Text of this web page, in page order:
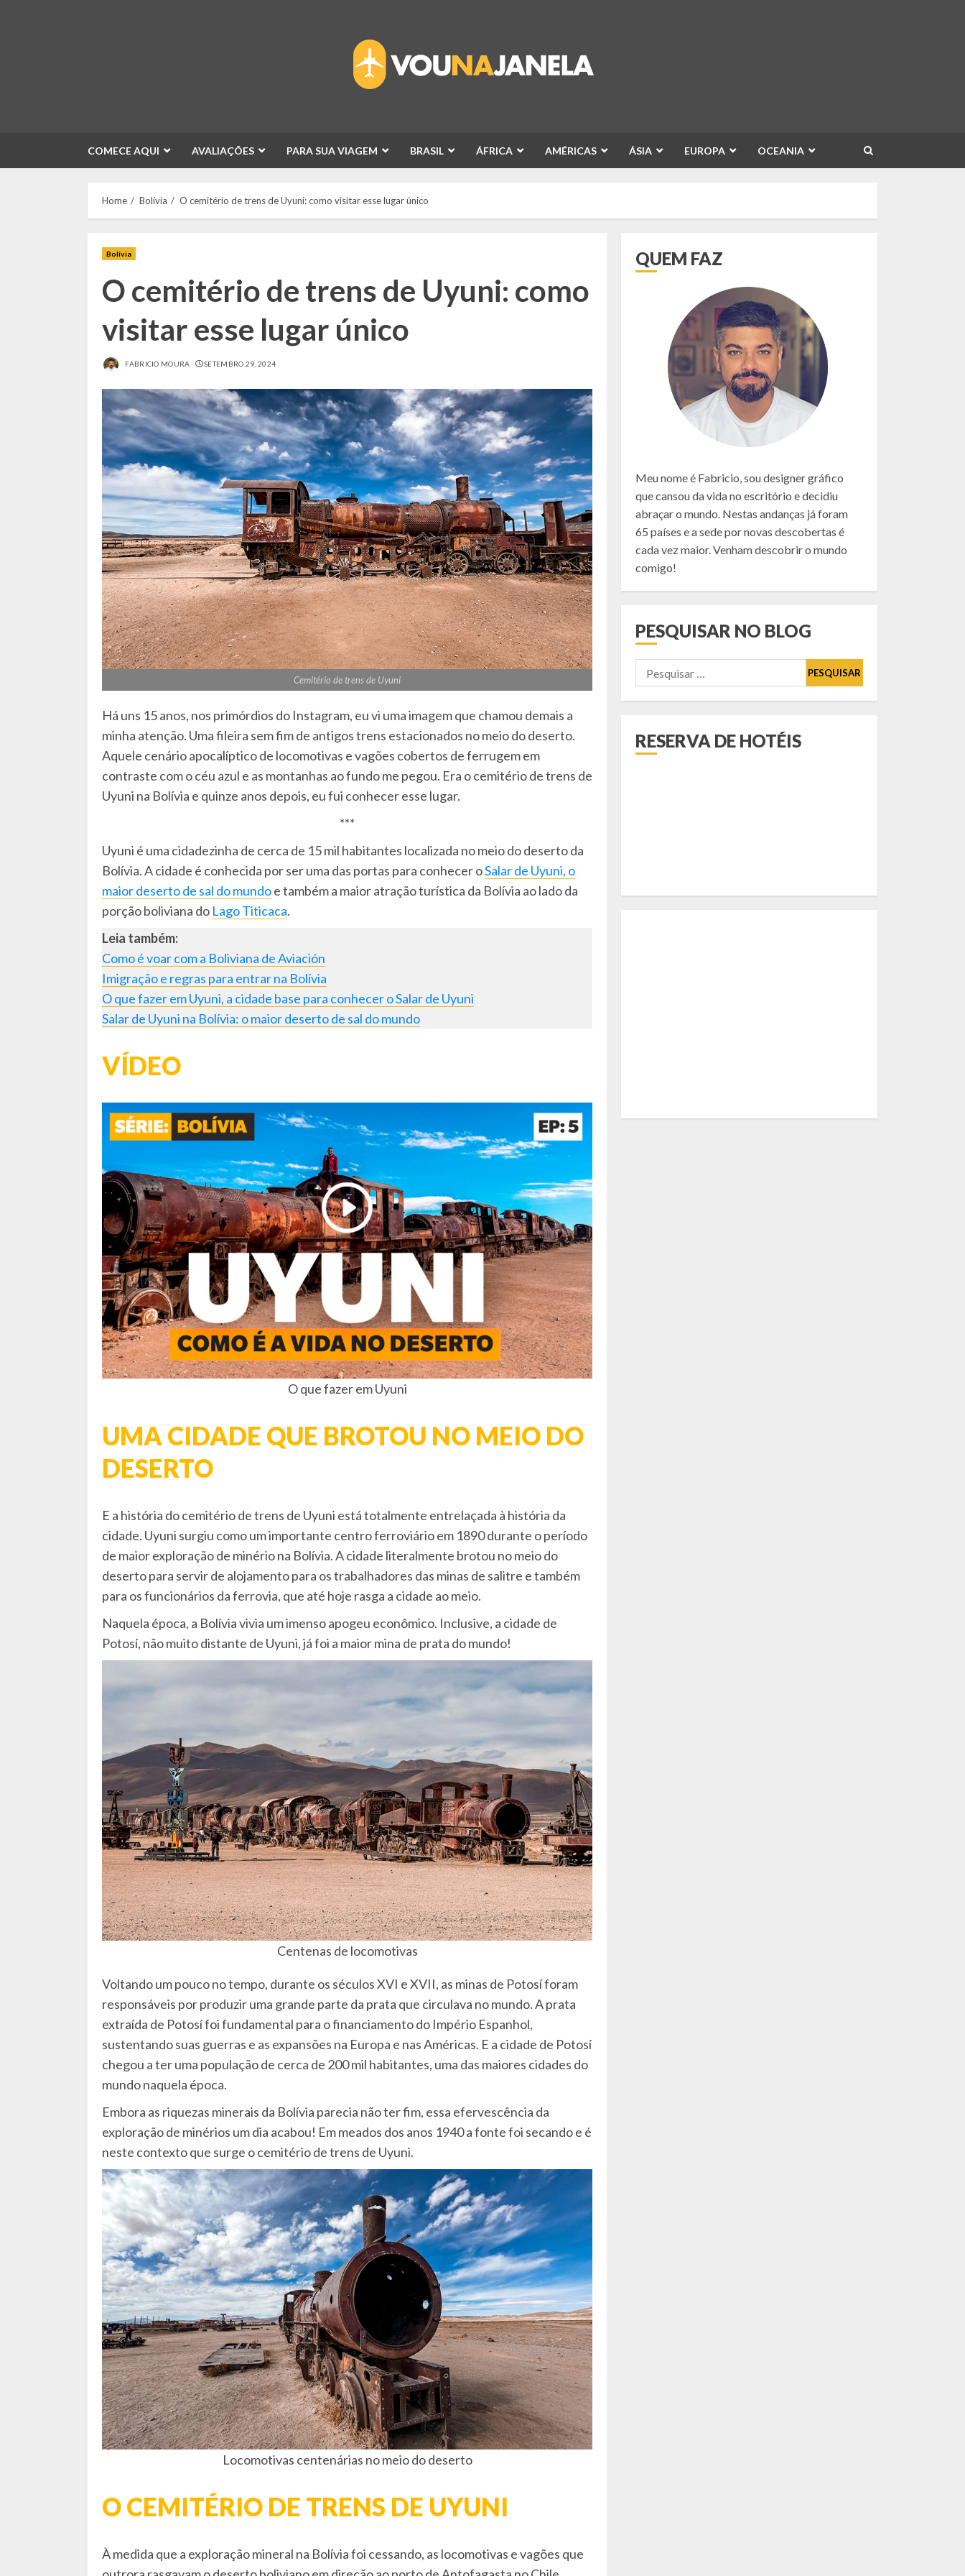
COMECE AQUI AVALIAÇÕES PARA SUA VIAGEM BRASIL ÁFRICA AMÉRICAS ÁSIA EUROPA OCEANIA
Home Bolívia O cemitério de trens de Uyuni: como visitar esse lugar único
Bolívia
O cemitério de trens de Uyuni: como
visitar esse lugar único
FABRICIO MOURA SETEMBRO 29, 2024
Cemitério de trens de Uyuni
Há uns 15 anos, nos primórdios do Instagram, eu vi uma imagem que chamou demais a
minha atenção. Uma fileira sem fim de antigos trens estacionados no meio do deserto.
Aquele cenário apocalíptico de locomotivas e vagões cobertos de ferrugem em
contraste com o céu azul e as montanhas ao fundo me pegou. Era o cemitério de trens de
Uyuni na Bolívia e quinze anos depois, eu fui conhecer esse lugar.
***
Uyuni é uma cidadezinha de cerca de 15 mil habitantes localizada no meio do deserto da
Bolívia. A cidade é conhecida por ser uma das portas para conhecer oSalar de Uyuni, o
maior deserto de sal do mundoe também a maior atração turística da Bolívia ao lado da
porção boliviana do Lago Titicaca.
Leia também:
Como é voar com a Boliviana de Aviación
Imigração e regras para entrar na Bolívia
O que fazer em Uyuni, a cidade base para conhecer o Salar de Uyuni
Salar de Uyuni na Bolívia: o maior deserto de sal do mundo
VÍDEO
O que fazer em Uyuni
UMA CIDADE QUE BROTOU NO MEIO DO
DESERTO
E a história do cemitério de trens de Uyuni está totalmente entrelaçada à história da
cidade. Uyuni surgiu como um importante centro ferroviário em 1890 durante o período
de maior exploração de minério na Bolívia. A cidade literalmente brotou no meio do
deserto para servir de alojamento para os trabalhadores das minas de salitre e também
para os funcionários da ferrovia, que até hoje rasga a cidade ao meio.
Naquela época, a Bolívia vivia um imenso apogeu econômico. Inclusive, a cidade de
Potosí, não muito distante de Uyuni, já foi a maior mina de prata do mundo!
Centenas de locomotivas
Voltando um pouco no tempo, durante os séculos XVI e XVII, as minas de Potosí foram
responsáveis por produzir uma grande parte da prata que circulava no mundo. A prata
extraída de Potosí foi fundamental para o financiamento do Império Espanhol,
sustentando suas guerras e as expansões na Europa e nas Américas. E a cidade de Potosí
chegou a ter uma população de cerca de 200 mil habitantes, uma das maiores cidades do
mundo naquela época.
Embora as riquezas minerais da Bolívia parecia não ter fim, essa efervescência da
exploração de minérios um dia acabou! Em meados dos anos 1940 a fonte foi secando e é
neste contexto que surge o cemitério de trens de Uyuni.
Locomotivas centenárias no meio do deserto
O CEMITÉRIO DE TRENS DE UYUNI
À medida que a exploração mineral na Bolívia foi cessando, as locomotivas e vagões que
QUEM FAZ
Meu nome é Fabricio, sou designer gráfico
que cansou da vida no escritório e decidiu
abraçar o mundo. Nestas andanças já foram
65 países e a sede por novas descobertas é
cada vez maior. Venham descobrir o mundo
comigo!
PESQUISAR NO BLOG
Pesquisar
por:
RESERVA DE HOTÉIS